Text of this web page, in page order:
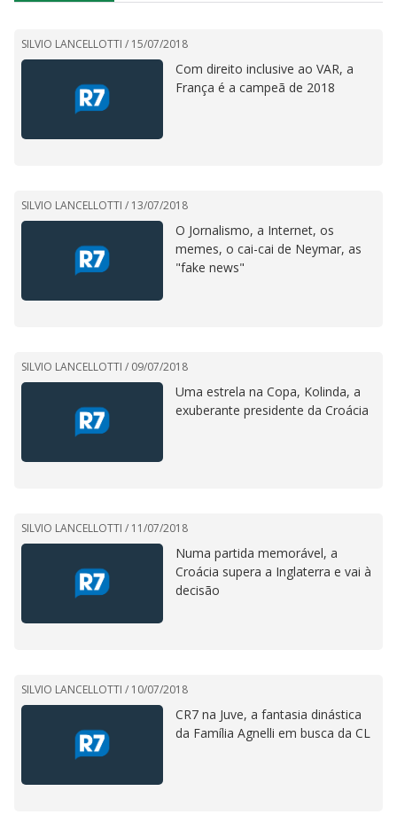
SILVIO LANCELLOTTI / 15/07/2018
Com direito inclusive ao VAR, a
França é a campeã de 2018
SILVIO LANCELLOTTI / 13/07/2018
O Jornalismo, a Internet, os
memes, o cai-cai de Neymar, as
"fake news"
SILVIO LANCELLOTTI / 09/07/2018
Uma estrela na Copa, Kolinda, a
exuberante presidente da Croácia
SILVIO LANCELLOTTI / 11/07/2018
Numa partida memorável, a
Croácia supera a Inglaterra e vai à
decisão
SILVIO LANCELLOTTI / 10/07/2018
CR7 na Juve, a fantasia dinástica
da Família Agnelli em busca da CL